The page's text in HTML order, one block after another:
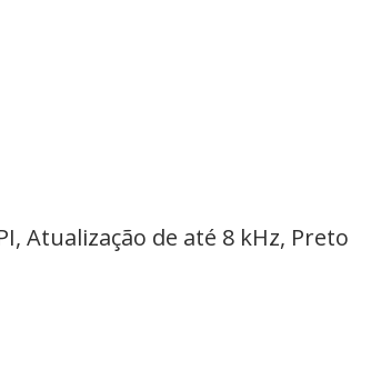
Atualização de até 8 kHz, Preto